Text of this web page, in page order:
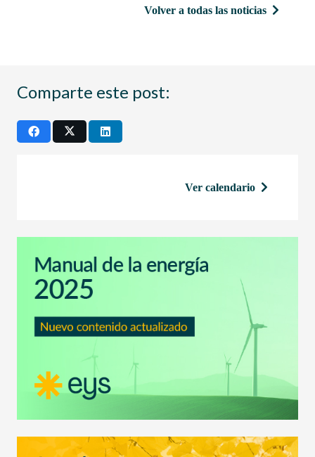
Volver a todas las noticias
Comparte este post:
Ver calendario